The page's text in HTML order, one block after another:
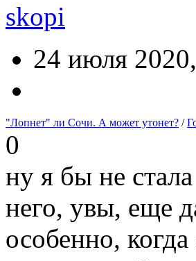
skopi
24 июля
"Лопнет" ли Сочи. А может утонет? /
0
ну я бы не
него, увы, еще
особенно,